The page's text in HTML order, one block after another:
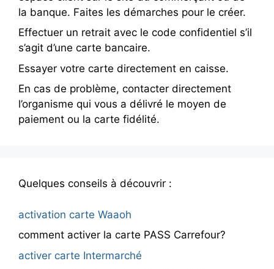
la banque. Faites les démarches pour le créer.
Effectuer un retrait avec le code confidentiel s’il
s’agit d’une carte bancaire.
Essayer votre carte directement en caisse.
En cas de problème, contacter directement
l’organisme qui vous a délivré le moyen de
paiement ou la carte fidélité.
Quelques conseils à découvrir :
activation carte Waaoh
comment activer la carte PASS Carrefour?
activer carte Intermarché